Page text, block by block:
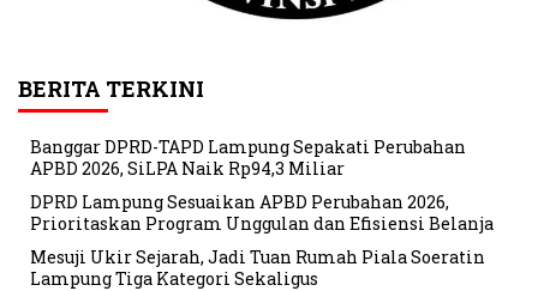
BERITA TERKINI
Banggar DPRD-TAPD Lampung Sepakati Perubahan
APBD 2026, SiLPA Naik Rp94,3 Miliar
DPRD Lampung Sesuaikan APBD Perubahan 2026,
Prioritaskan Program Unggulan dan Efisiensi Belanja
Mesuji Ukir Sejarah, Jadi Tuan Rumah Piala Soeratin
Lampung Tiga Kategori Sekaligus